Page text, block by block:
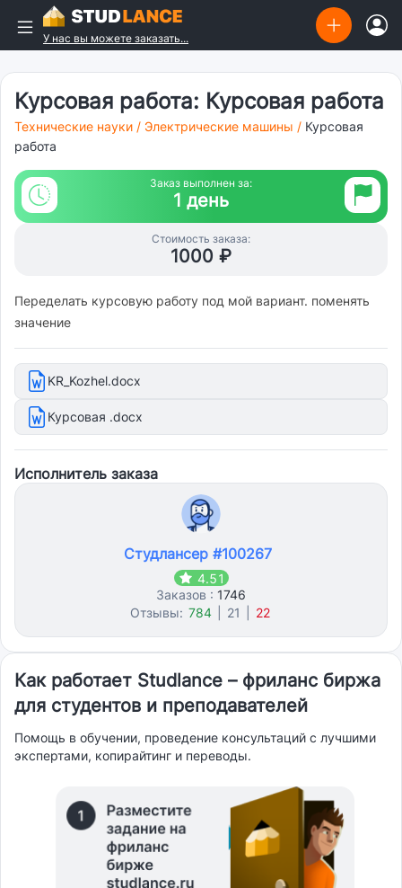
У нас вы можете заказать...
Курсовая работа: Курсовая работа
Технические науки / Электрические машины / Курсовая
работа
Заказ выполнен за:
1 день
Стоимость заказа:
1000 ₽
Переделать курсовую работу под мой вариант. поменять
значение
KR_Kozhel.docx
Курсовая .docx
Исполнитель заказа
Студлансер #100267
4.51
Заказов : 1746
Отзывы: 784 21 22
Как работает Studlance – фриланс биржа
для студентов и преподавателей
Помощь в обучении, проведение консультаций с лучшими
экспертами, копирайтинг и переводы.